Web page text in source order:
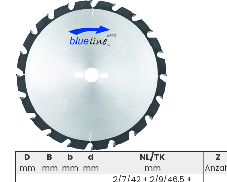
D
mm
B
mm
b
mm
d
mm
NL/TK
mm
Z